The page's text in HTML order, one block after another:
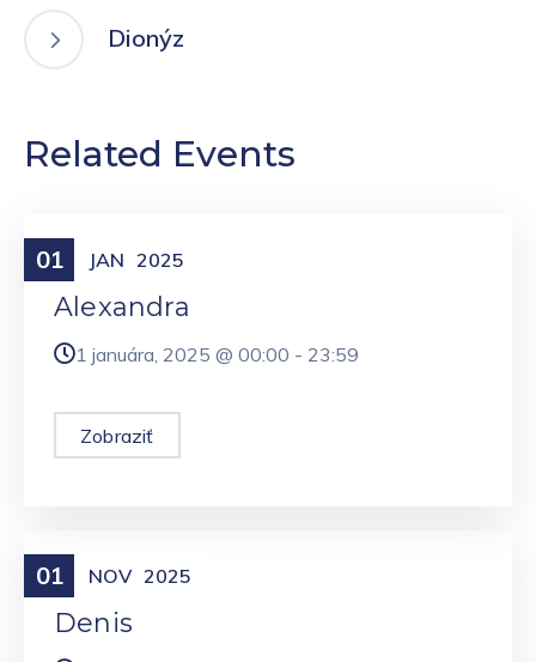
Dionýz
Related Events
01 JAN 2025
Meniny
Alexandra
1 januára, 2025 @ 00:00 - 23:59
Zobraziť
01 NOV 2025
Meniny
Denis